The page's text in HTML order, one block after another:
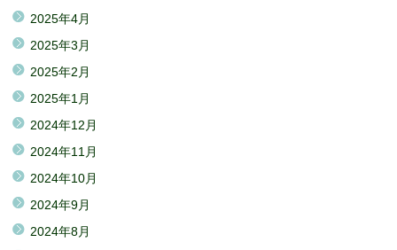
2025年4月
2025年3月
2025年2月
2025年1月
2024年12月
2024年11月
2024年10月
2024年9月
2024年8月